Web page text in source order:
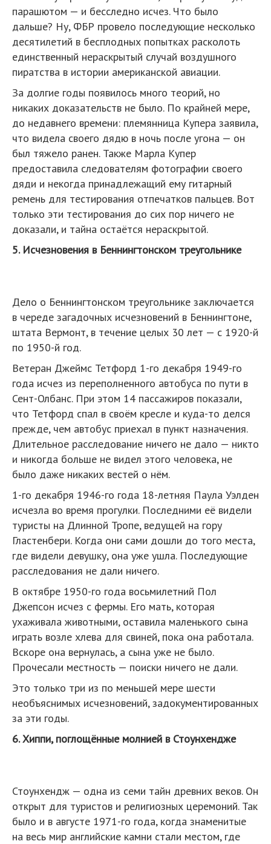
парашютом — и бесследно исчез. Что было
дальше? Ну, ФБР провело последующие несколько
десятилетий в бесплодных попытках расколоть
единственный нераскрытый случай воздушного
пиратства в истории американской авиации.
За долгие годы появилось много теорий, но
никаких доказательств не было. По крайней мере,
до недавнего времени: племянница Купера заявила,
что видела своего дядю в ночь после угона — он
был тяжело ранен. Также Марла Купер
предоставила следователям фотографии своего
дяди и некогда принадлежащий ему гитарный
ремень для тестирования отпечатков пальцев. Вот
только эти тестирования до сих пор ничего не
доказали, и тайна остаётся нераскрытой.
5. Исчезновения в Беннингтонском треугольнике
Дело о Беннингтонском треугольнике заключается
в череде загадочных исчезновений в Беннингтоне,
штата Вермонт, в течение целых 30 лет — с 1920-й
по 1950-й год.
Ветеран Джеймс Тетфорд 1-го декабря 1949-го
года исчез из переполненного автобуса по пути в
Сент-Олбанс. При этом 14 пассажиров показали,
что Тетфорд спал в своём кресле и куда-то делся
прежде, чем автобус приехал в пункт назначения.
Длительное расследование ничего не дало — никто
и никогда больше не видел этого человека, не
было даже никаких вестей о нём.
1-го декабря 1946-го года 18-летняя Паула Уэлден
исчезла во время прогулки. Последними её видели
туристы на Длинной Тропе, ведущей на гору
Гластенбери. Когда они сами дошли до того места,
где видели девушку, она уже ушла. Последующие
расследования не дали ничего.
В октябре 1950-го года восьмилетний Пол
Джепсон исчез с фермы. Его мать, которая
ухаживала животными, оставила маленького сына
играть возле хлева для свиней, пока она работала.
Вскоре она вернулась, а сына уже не было.
Прочесали местность — поиски ничего не дали.
Это только три из по меньшей мере шести
необъяснимых исчезновений, задокументированных
за эти годы.
6. Хиппи, поглощённые молнией в Стоунхендже
Стоунхендж — одна из семи тайн древних веков. Он
открыт для туристов и религиозных церемоний. Так
было и в августе 1971-го года, когда знаменитые
на весь мир английские камни стали местом, где